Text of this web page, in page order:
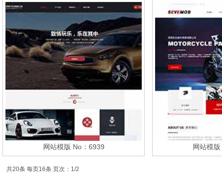
网站模版 No：6939 网站模
共20条 每页16条 页次：1/2